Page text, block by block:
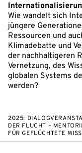
Wie wandelt sich
jüngere
Ressourcen und
Klimadebatte und
der nachhaltigeren
Vernetzung, des
globalen Systems
werden?
2025:
DER FLUCHT –
FÜR GEFLÜCHTETE